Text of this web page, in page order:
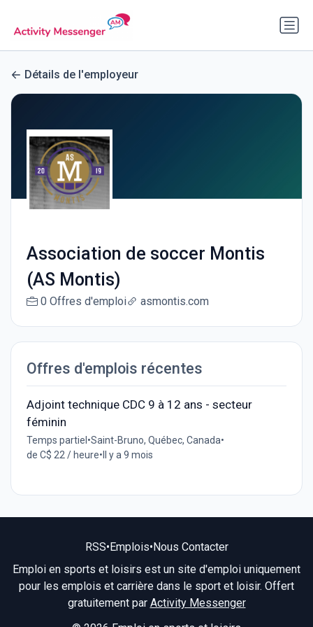
Détails de l'employeur
Association de soccer Montis
(AS Montis)
0 Offres d'emploi asmontis.com
Offres d'emplois récentes
Adjoint technique CDC 9 à 12 ans - secteur
féminin
Temps partiel •Saint-Bruno, Québec, Canada•
de C$ 22 / heure• Il y a 9 mois
RSS•Emplois•Nous Contacter
Emploi en sports et loisirs est un site d'emploi uniquement
pour les emplois et carrière dans le sport et loisir. Offert
gratuitement par Activity Messenger